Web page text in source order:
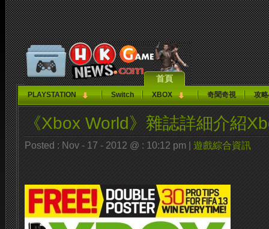
首頁
PLAYSTATION Switch XBOX 奇聞奇視 攻
《Xbox World》雜誌詳細介紹
Posted : Nov - 17 - 2012 @ : 10:12 pm | 遊戲綜合資訊